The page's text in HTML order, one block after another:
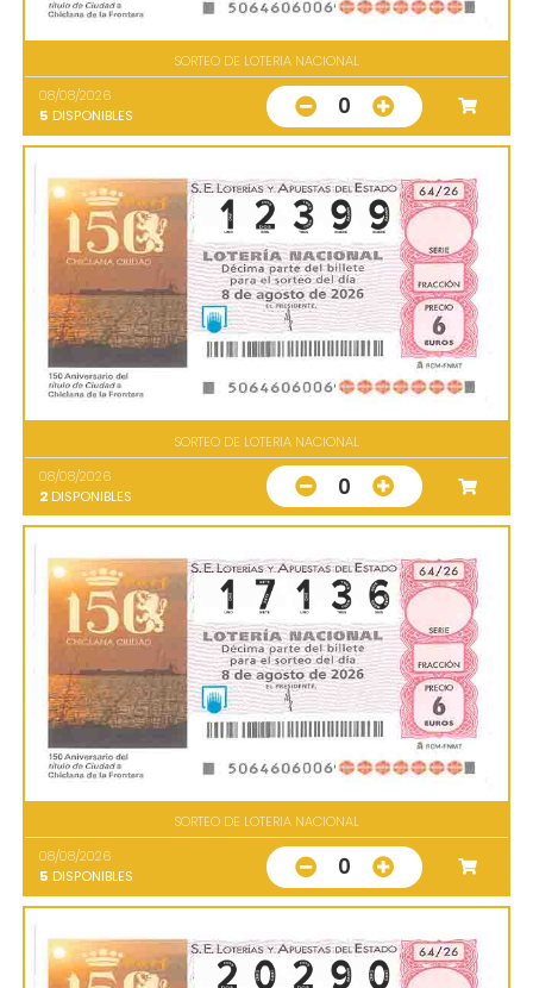
SORTEO DE LOTERIA NACIONAL
08/08/2026
5 DISPONIBLES 0
SORTEO DE LOTERIA NACIONAL
08/08/2026
2 DISPONIBLES 0
SORTEO DE LOTERIA NACIONAL
08/08/2026
5 DISPONIBLES 0